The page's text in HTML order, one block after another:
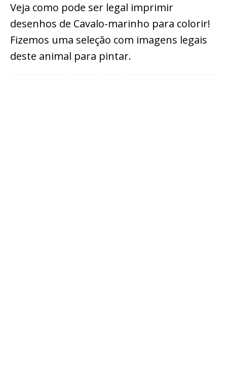
Veja como pode ser legal imprimir
desenhos de Cavalo-marinho para colorir!
Fizemos uma seleção com imagens legais
deste animal para pintar.